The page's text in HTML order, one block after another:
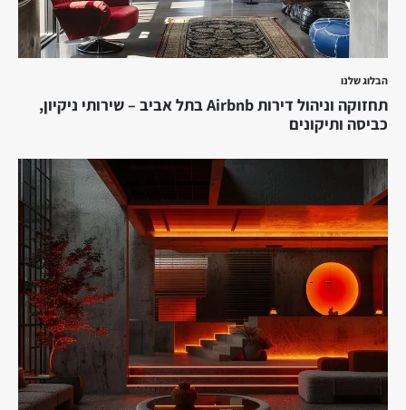
הבלוג שלנו
תחזוקה וניהול דירות Airbnb בתל אביב – שירותי ניקיון,
כביסה ותיקונים